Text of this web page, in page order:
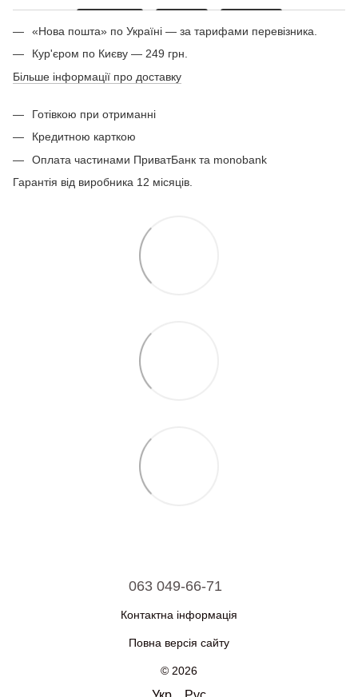
«Нова пошта» по Україні — за тарифами перевізника.
Кур'єром по Києву — 249 грн.
Більше інформації про доставку
Готівкою при отриманні
Кредитною карткою
Оплата частинами ПриватБанк та monobank
Гарантія від виробника 12 місяців.
063 049-66-71
Контактна інформація
Повна версія сайту
© 2026